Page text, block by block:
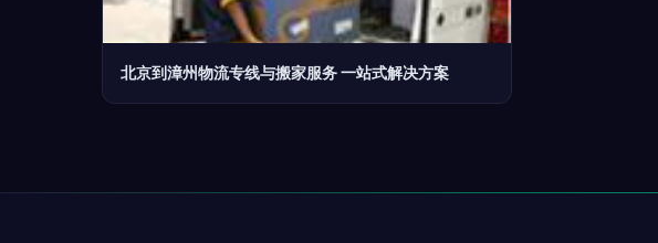
北京到漳州物流专线与搬家服务 一站式解决方案